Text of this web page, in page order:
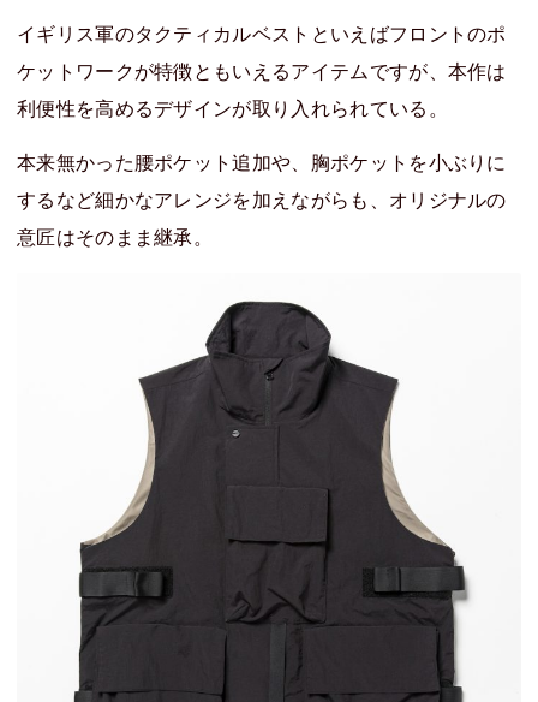
イギリス軍のタクティカルベストといえばフロントのポ
ケットワークが特徴ともいえるアイテムですが、本作は
利便性を高めるデザインが取り入れられている。
本来無かった腰ポケット追加や、胸ポケットを小ぶりに
するなど細かなアレンジを加えながらも、オリジナルの
意匠はそのまま継承。